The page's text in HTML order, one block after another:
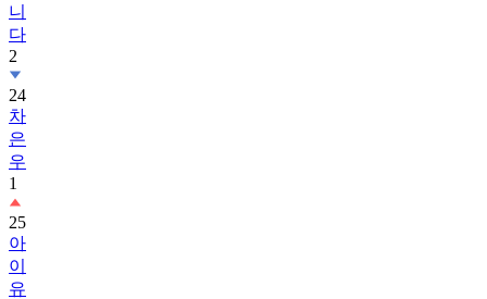
니
다
2
24
차
은
우
1
25
아
이
유